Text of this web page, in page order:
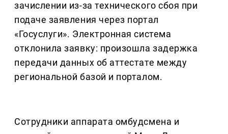
зачислении из-за технического сбоя при
подаче заявления через портал
«Госуслуги». Электронная система
отклонила заявку: произошла задержка
передачи данных об аттестате между
региональной базой и порталом.
Сотрудники аппарата омбудсмена и